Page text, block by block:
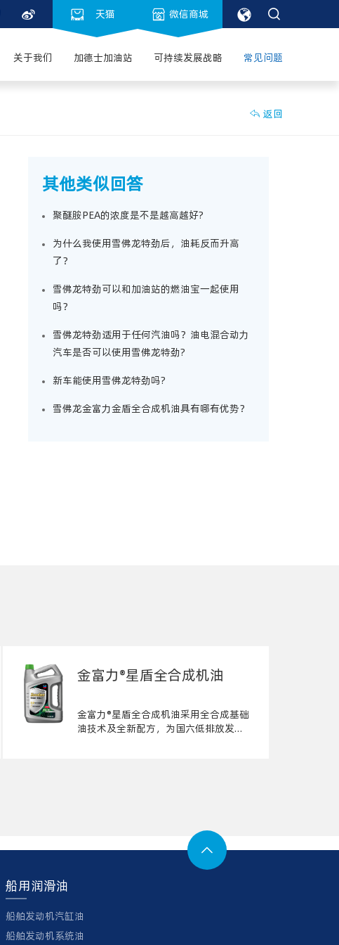

  天猫  微信商城
关于我们 加德士加油站 可持续发展战略 常见问题
 返回
其他类似回答
聚醚胺PEA的浓度是不是越高越好?
为什么我使用雪佛龙特劲后，油耗反而升高
了？
雪佛龙特劲可以和加油站的燃油宝一起使用
吗？
雪佛龙特劲适用于任何汽油吗？油电混合动力
汽车是否可以使用雪佛龙特劲?
新车能使用雪佛龙特劲吗?
雪佛龙金富力金盾全合成机油具有哪有优势？
金富力®星盾全合成机油
金富力®星盾全合成机油采用全合成基础
油技术及全新配方，为国六低排放发动

船用润滑油
船舶发动机汽缸油
船舶发动机系统油